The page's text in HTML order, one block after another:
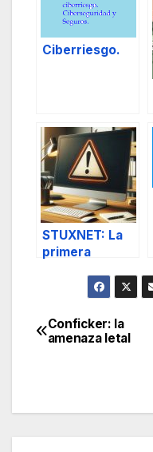
Ciberriesgo.
STUXNET: La
primera
Conficker: la
amenaza letal